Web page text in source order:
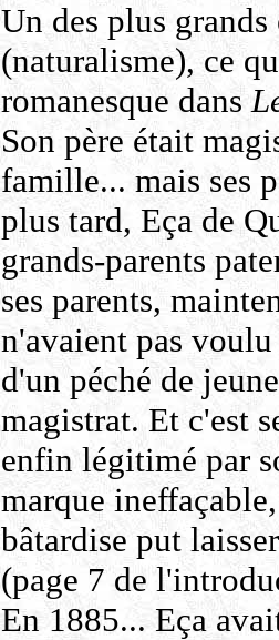
Un des plus
(naturalisme), ce
romanesque dans
Son père était
famille... mais ses
plus tard, Eça de
grands-parents
ses parents,
n'avaient pas
d'un péché de
magistrat. Et c'est
enfin légitimé par
marque
bâtardise put
(page 7 de
En 1885... Eça